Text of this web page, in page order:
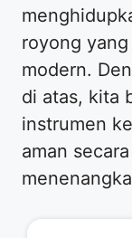
royong
modern.
di atas, kita
instrumen
aman